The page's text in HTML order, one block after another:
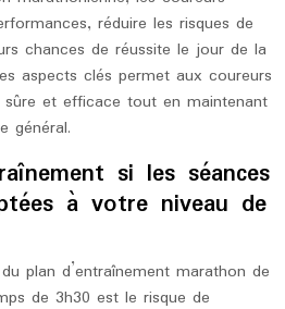
réduire les risques de
chances de réussite le jour de la
aspects clés permet aux coureurs
et efficace tout en maintenant
général.
si les séances
à votre niveau de
plan d’entraînement marathon de
de 3h30 est le risque de